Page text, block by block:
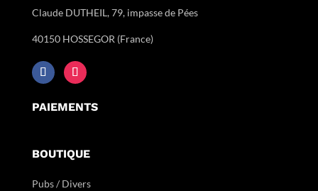
Claude DUTHEIL, 79, impasse de Pées
40150 HOSSEGOR (France)
PAIEMENTS
BOUTIQUE
Pubs / Divers